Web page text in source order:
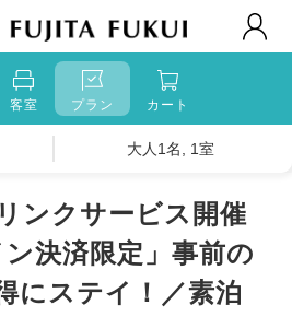
客室 プラン カート
大人1名, 1室
ンクサービス開催
決済限定」事前の
にステイ！／素泊